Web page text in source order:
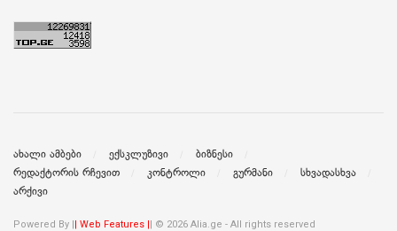
ახალი ამბები ექსკლუზივი
ბიზნესი
რედაქტორის რჩევით
კონტროლი გურმანი
სხვადასხვა
არქივი
Powered By || Web Features || © 2026 Alia.ge - All rights reserved